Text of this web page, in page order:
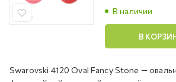
В наличии
В
Swarovski 4120 Oval Fancy Stone —